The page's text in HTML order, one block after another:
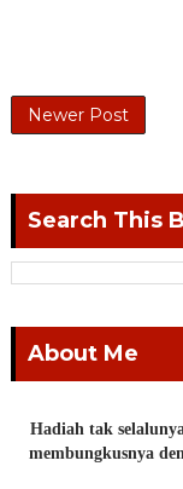
Newer Post
Search This
About Me
Hadiah tak
membungkusnya